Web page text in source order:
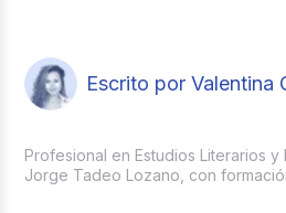
problemas, trabajar en
puntuar los CVs según la
el perfil del cargo y
cada proceso.
Escrito por Valentina
Profesional en Estudios Literarios
Jorge Tadeo Lozano, con